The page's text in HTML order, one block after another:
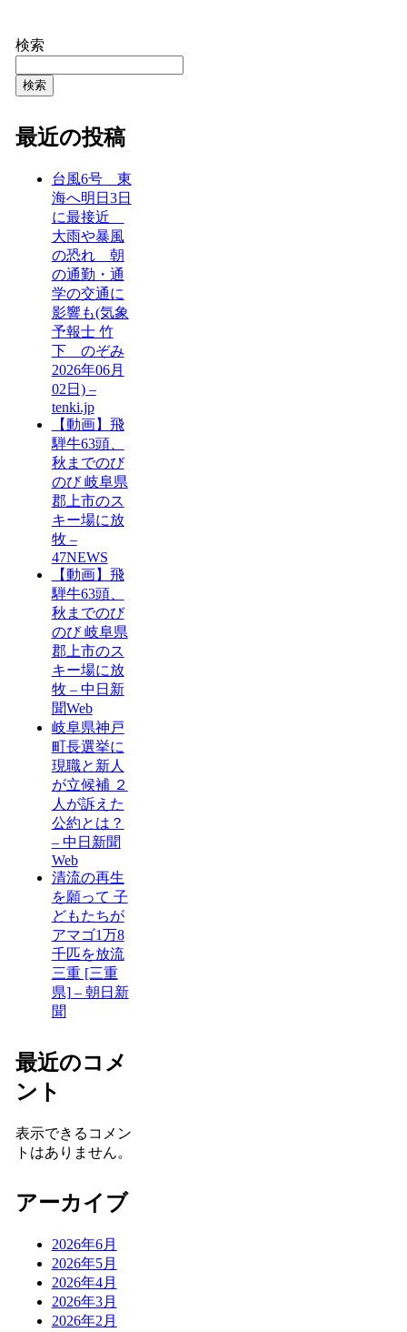
検索
検索
最近の投稿
台風6号 東
海へ明日3日
に最接近
大雨や暴風
の恐れ 朝
の通勤・通
学の交通に
影響も(気象
予報士 竹
下 のぞみ
2026年06月
02日) –
tenki.jp
【動画】飛
騨牛63頭、
秋までのび
のび 岐阜県
郡上市のス
キー場に放
牧 –
47NEWS
【動画】飛
騨牛63頭、
秋までのび
のび 岐阜県
郡上市のス
キー場に放
牧 – 中日新
聞Web
岐阜県神戸
町長選挙に
現職と新人
が立候補 ２
人が訴えた
公約とは？
– 中日新聞
Web
清流の再生
を願って 子
どもたちが
アマゴ1万8
千匹を放流
三重 [三重
県] – 朝日新
聞
最近のコメ
ント
表示できるコメン
トはありません。
アーカイブ
2026年6月
2026年5月
2026年4月
2026年3月
2026年2月